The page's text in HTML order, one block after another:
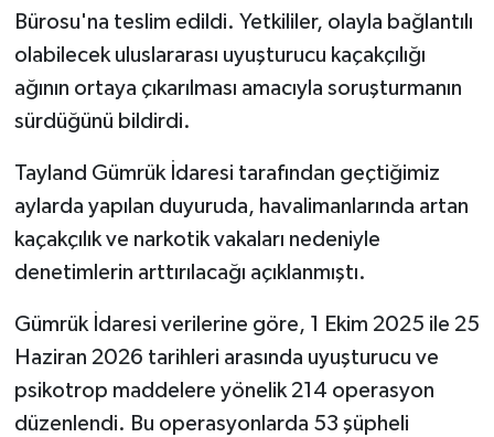
Bürosu'na teslim edildi. Yetkililer, olayla bağlantılı
olabilecek uluslararası uyuşturucu kaçakçılığı
ağının ortaya çıkarılması amacıyla soruşturmanın
sürdüğünü bildirdi.
Tayland Gümrük İdaresi tarafından geçtiğimiz
aylarda yapılan duyuruda, havalimanlarında artan
kaçakçılık ve narkotik vakaları nedeniyle
denetimlerin arttırılacağı açıklanmıştı.
Gümrük İdaresi verilerine göre, 1 Ekim 2025 ile 25
Haziran 2026 tarihleri arasında uyuşturucu ve
psikotrop maddelere yönelik 214 operasyon
düzenlendi. Bu operasyonlarda 53 şüpheli